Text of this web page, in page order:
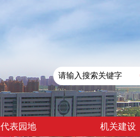
代表园地 机关建设